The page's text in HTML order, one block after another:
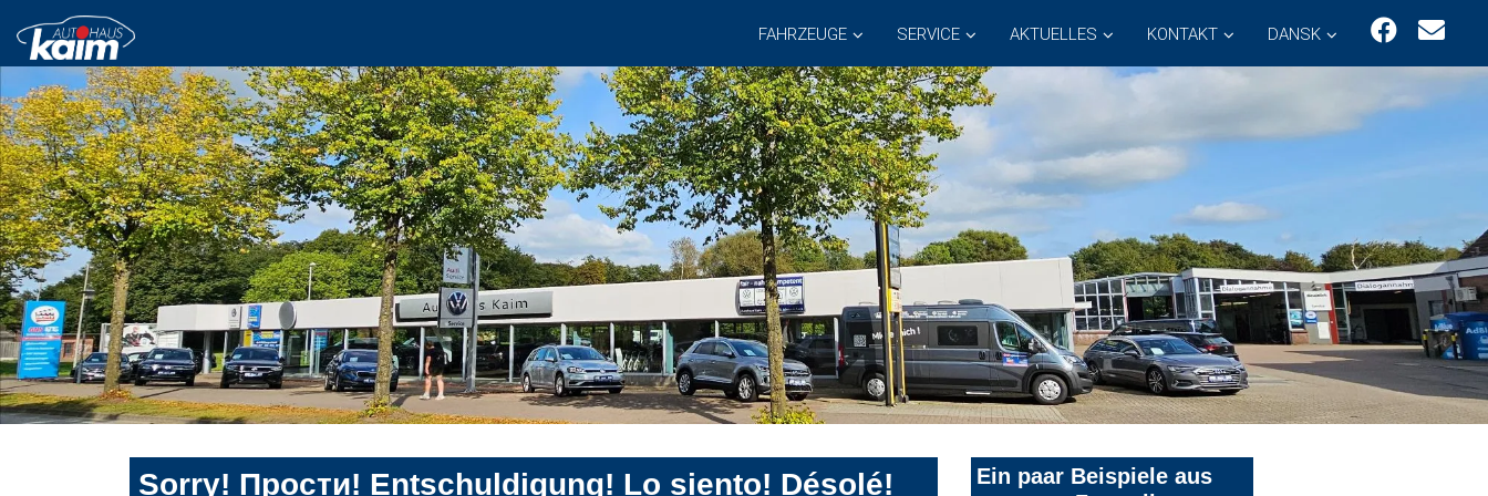
FAHRZEUGE SERVICE AKTUELLES KONTAKT DANSK
Sorry! Прости! Entschuldigung! Lo siento! Désolé!
Ein paar Beispiele aus